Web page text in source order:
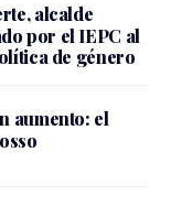
alcalde
por el IEPC al
de género
aumento: el